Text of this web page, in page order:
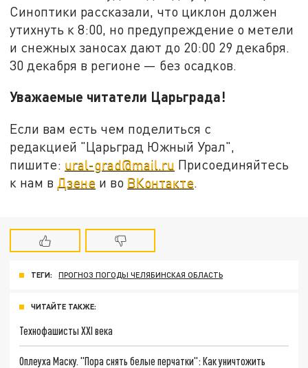
Синоптики рассказали, что циклон должен
утихнуть к 8:00, но предупреждение о метели
и снежных заносах дают до 20:00 29 декабря.
30 декабря в регионе — без осадков.
Уважаемые читатели Царьграда!
Если вам есть чем поделиться с
редакцией "Царьград Южный Урал",
пишите: ural-grad@mail.ru Присоединяйтесь
к нам в Дзене и во ВКонтакте.
ТЕГИ: ПРОГНОЗ ПОГОДЫ ЧЕЛЯБИНСКАЯ ОБЛАСТЬ
ЧИТАЙТЕ ТАКЖЕ:
Технофашисты XXI века
Оплеуха Маску. "Пора снять белые перчатки": Как уничтожить